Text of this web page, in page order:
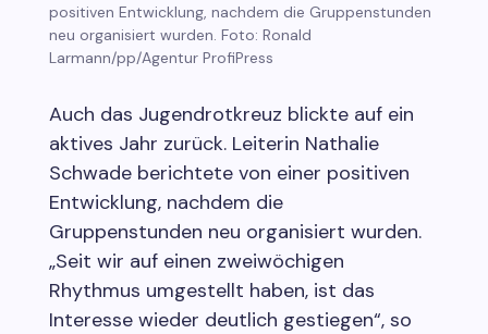
positiven Entwicklung, nachdem die Gruppenstunden
neu organisiert wurden. Foto: Ronald
Larmann/pp/Agentur ProfiPress
Auch das Jugendrotkreuz blickte auf ein
aktives Jahr zurück. Leiterin Nathalie
Schwade berichtete von einer positiven
Entwicklung, nachdem die
Gruppenstunden neu organisiert wurden.
„Seit wir auf einen zweiwöchigen
Rhythmus umgestellt haben, ist das
Interesse wieder deutlich gestiegen“, so